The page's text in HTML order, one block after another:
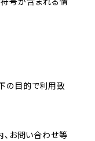
の目的で利用致
、お問い合わせ等